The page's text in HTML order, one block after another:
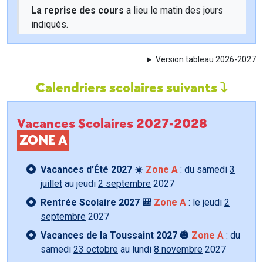
La reprise des cours a lieu le matin des jours
indiqués.
Version tableau 2026-2027
Calendriers scolaires suivants
Vacances Scolaires 2027-2028
ZONE A
Vacances d’Été 2027 ☀️ Zone A : du samedi 3
juillet au jeudi 2 septembre 2027
Rentrée Scolaire 2027 🎒 Zone A : le jeudi 2
septembre 2027
Vacances de la Toussaint 2027 🎃 Zone A : du
samedi 23 octobre au lundi 8 novembre 2027